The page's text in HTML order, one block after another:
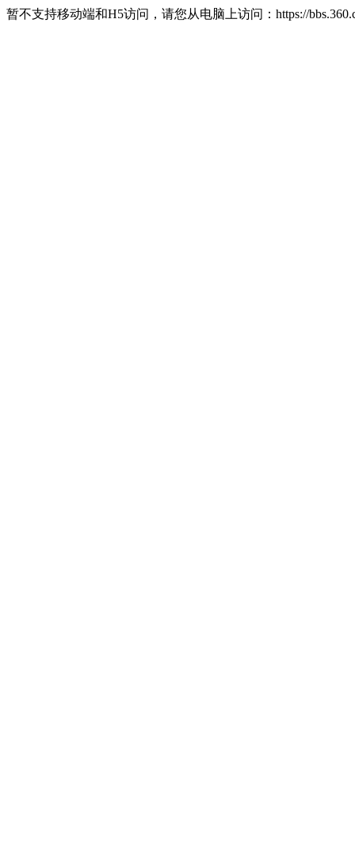
暂不支持移动端和H5访问，请您从电脑上访问：https://